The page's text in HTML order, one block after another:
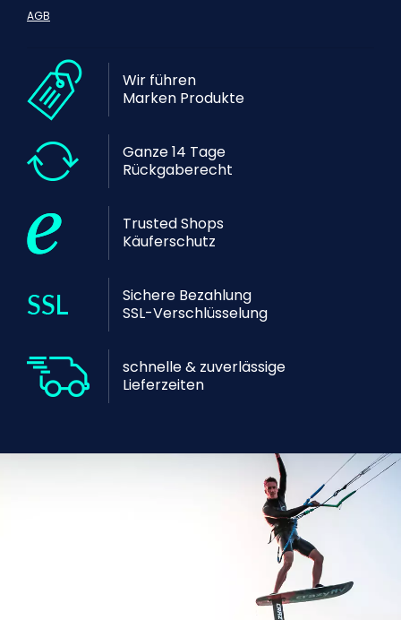
AGB
Wir führen
Marken Produkte
Ganze 14 Tage
Rückgaberecht
Trusted Shops
Käuferschutz
Sichere Bezahlung
SSL-Verschlüsselung
schnelle & zuverlässige
Lieferzeiten